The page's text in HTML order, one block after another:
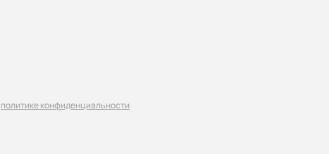
политике конфиденциальности